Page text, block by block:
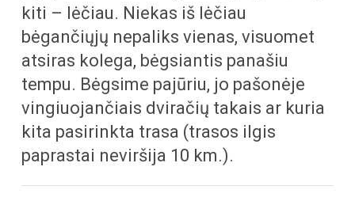
kiti – lėčiau. Niekas iš lėčiau
bėgančiųjų nepaliks vienas, visuomet
atsiras kolega, bėgsiantis panašiu
tempu. Bėgsime pajūriu, jo pašonėje
vingiuojančiais dviračių takais ar kuria
kita pasirinkta trasa (trasos ilgis
paprastai neviršija 10 km.).